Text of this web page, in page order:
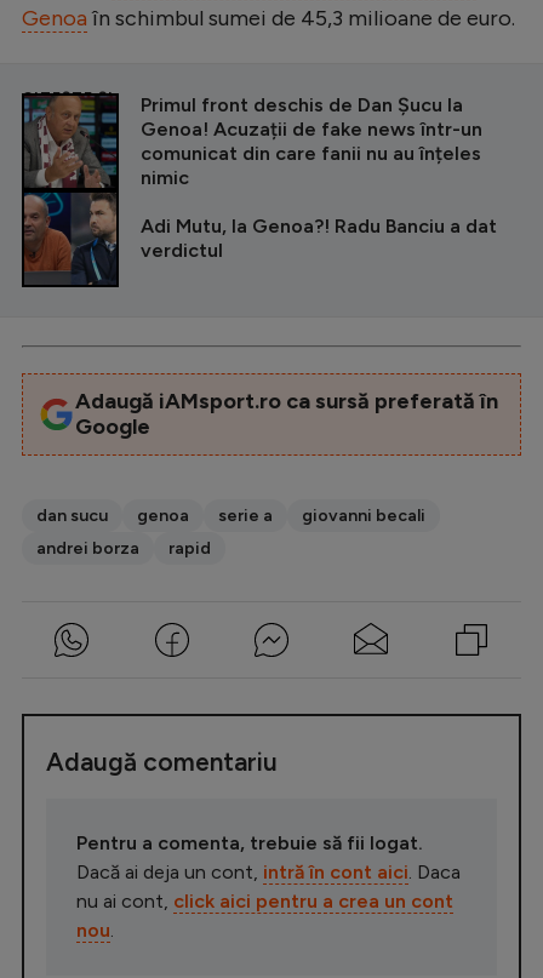
Genoa în schimbul sumei de 45,3 milioane de euro.
CITEȘTE ȘI
Primul front deschis de Dan Șucu la
Genoa! Acuzații de fake news într-un
comunicat din care fanii nu au înțeles
nimic
Adi Mutu, la Genoa?! Radu Banciu a dat
verdictul
Adaugă iAMsport.ro ca sursă preferată în
Google
dan sucu genoa serie a
giovanni becali
andrei borza
rapid
Adaugă comentariu
Pentru a comenta, trebuie să fii logat.
Dacă ai deja un cont, intră în cont aici . Daca
nu ai cont, click aici pentru a crea un cont
nou